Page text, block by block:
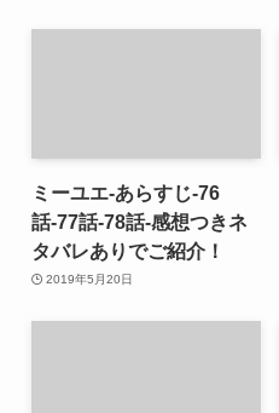
ミーユエ-あらすじ-76
話-77話-78話-感想つきネ
タバレありでご紹介！
2019年5月20日